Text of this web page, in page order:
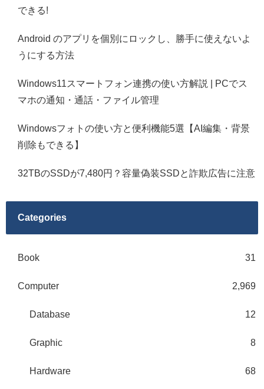
できる!
Android のアプリを個別にロックし、勝手に使えないよ
うにする方法
Windows11スマートフォン連携の使い方解説 | PCでス
マホの通知・通話・ファイル管理
Windowsフォトの使い方と便利機能5選【AI編集・背景
削除もできる】
32TBのSSDが7,480円？容量偽装SSDと詐欺広告に注意
Categories
Book 31
Computer 2,969
Database 12
Graphic 8
Hardware 68